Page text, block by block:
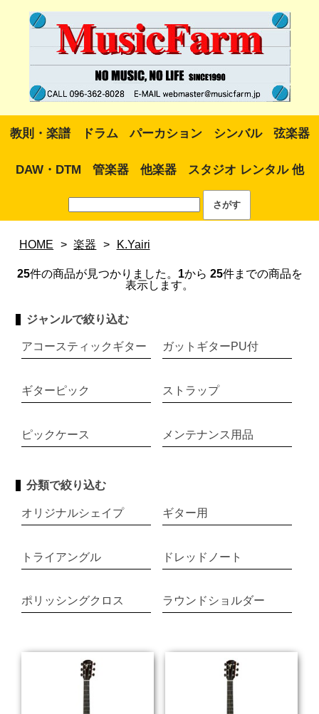
教則・楽譜 ドラム パーカション シンバル 弦楽器
DAW・DTM 管楽器 他楽器 スタジオ レンタル 他
HOME > 楽器 > K.Yairi
25件の商品が見つかりました。 1から 25件までの商品を
表示します。
ジャンルで絞り込む
アコースティックギター ガットギターPU付
ギターピック ストラップ
ピックケース メンテナンス用品
分類で絞り込む
オリジナルシェイプ ギター用
トライアングル ドレッドノート
ポリッシングクロス ラウンドショルダー